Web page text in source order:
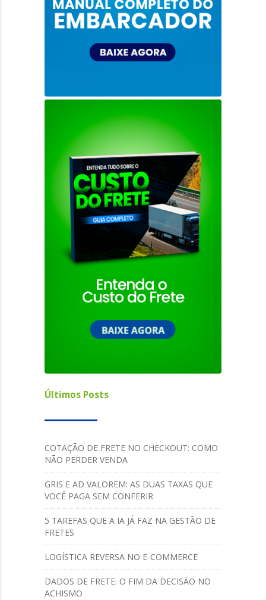
Últimos Posts
COTAÇÃO DE FRETE NO CHECKOUT: COMO
NÃO PERDER VENDA
GRIS E AD VALOREM: AS DUAS TAXAS QUE
VOCÊ PAGA SEM CONFERIR
5 TAREFAS QUE A IA JÁ FAZ NA GESTÃO DE
FRETES
LOGÍSTICA REVERSA NO E-COMMERCE
DADOS DE FRETE: O FIM DA DECISÃO NO
ACHISMO